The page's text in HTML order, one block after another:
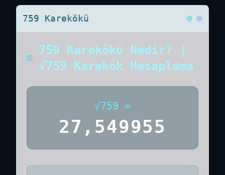
759 Karekökü
759 Karekökü Nedir? |
√759 Karekök Hesaplama
√759 =
27,549955